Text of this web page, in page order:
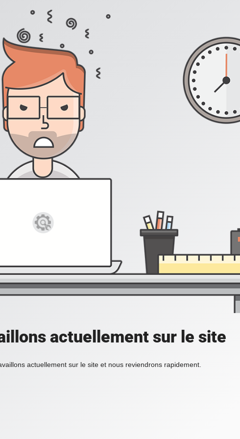
actuellement sur le site
actuellement sur le site et nous reviendrons rapidement.